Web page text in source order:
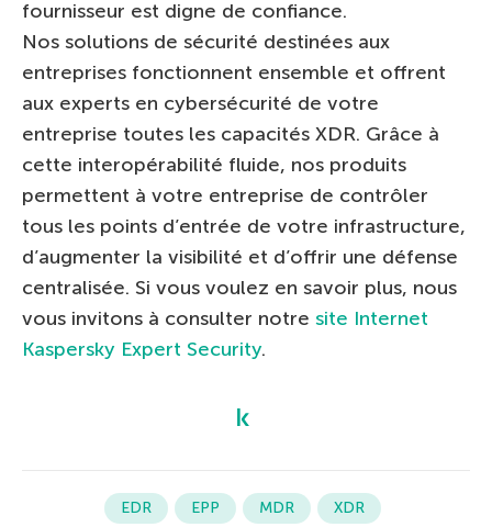
fournisseur est digne de confiance.
Nos solutions de sécurité destinées aux
entreprises fonctionnent ensemble et offrent
aux experts en cybersécurité de votre
entreprise toutes les capacités XDR. Grâce à
cette interopérabilité fluide, nos produits
permettent à votre entreprise de contrôler
tous les points d’entrée de votre infrastructure,
d’augmenter la visibilité et d’offrir une défense
centralisée. Si vous voulez en savoir plus, nous
vous invitons à consulter notre site Internet
Kaspersky Expert Security.
EDR EPP MDR XDR